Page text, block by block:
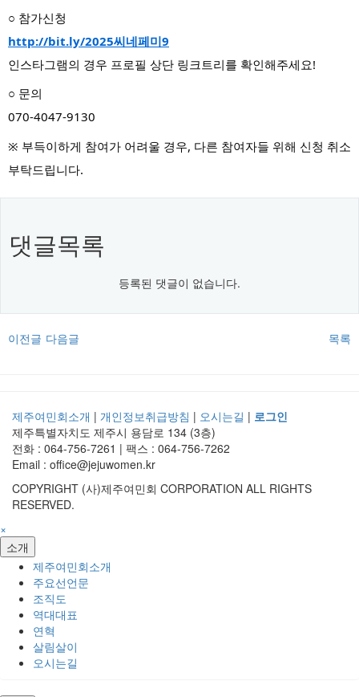
○ 참가신청
http://bit.ly/2025씨네페미9
인스타그램의 경우 프로필 상단 링크트리를 확인해주세요!
○ 문의
070-4047-9130
※ 부득이하게 참여가 어려울 경우, 다른 참여자들 위해 신청 취소
부탁드립니다.
댓글목록
등록된 댓글이 없습니다.
이전글 다음글 목록
제주여민회소개 | 개인정보취급방침 | 오시는길 | 로그인
제주특별자치도 제주시 용담로 134 (3층)
전화 : 064-756-7261 | 팩스 : 064-756-7262
Email : office@jejuwomen.kr
COPYRIGHT (사)제주여민회 CORPORATION ALL RIGHTS
RESERVED.
×
소개
제주여민회소개
주요선언문
조직도
역대대표
연혁
살림살이
오시는길